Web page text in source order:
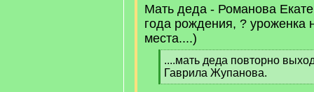
q
]
Мать деда - Романова
года рождения, ? уроженка
места....)
q
]
....мать деда повторно
Гаврила Жупанова.
[